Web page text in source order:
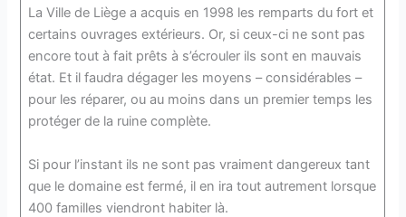
La Ville de Liège a acquis en 1998 les remparts du fort et
certains ouvrages extérieurs. Or, si ceux-ci ne sont pas
encore tout à fait prêts à s’écrouler ils sont en mauvais
état. Et il faudra dégager les moyens – considérables –
pour les réparer, ou au moins dans un premier temps les
protéger de la ruine complète.
Si pour l’instant ils ne sont pas vraiment dangereux tant
que le domaine est fermé, il en ira tout autrement lorsque
400 familles viendront habiter là.